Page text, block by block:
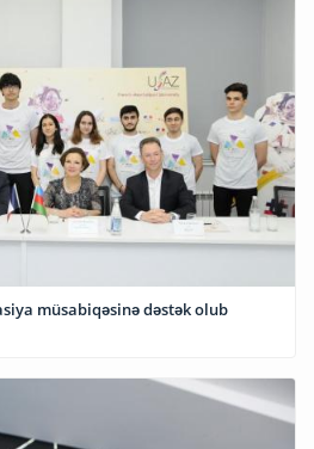
müsabiqəsinə dəstək olub